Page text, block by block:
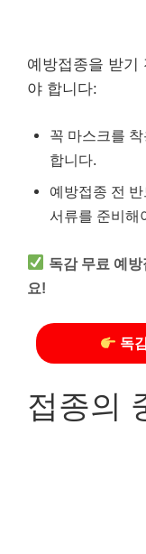
예방접종을 받기
야 합니다:
꼭 마스크를
합니다.
예방접종 전
서류를 준비해
독감 무료 예
요!
독
접종의